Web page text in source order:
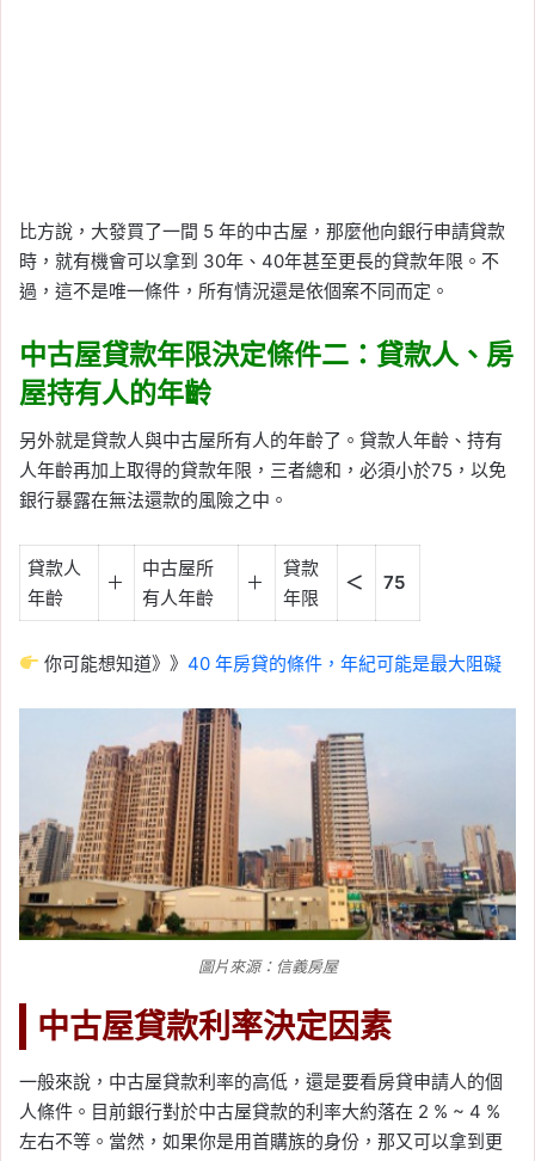
比方說，大發買了一間 5 年的中古屋，那麼他向銀行申請貸款
時，就有機會可以拿到 30年、40年甚至更長的貸款年限。不
過，這不是唯一條件，所有情況還是依個案不同而定。
中古屋貸款年限決定條件二：貸款人、房
屋持有人的年齡
另外就是貸款人與中古屋所有人的年齡了。貸款人年齡、持有
人年齡再加上取得的貸款年限，三者總和，必須小於75，以免
銀行暴露在無法還款的風險之中。
貸款人
年齡
＋
中古屋所
有人年齡
＋
貸款
年限
＜ 75
你可能想知道》》40 年房貸的條件，年紀可能是最大阻礙
圖片來源：信義房屋
中古屋貸款利率決定因素
一般來說，中古屋貸款利率的高低，還是要看房貸申請人的個
人條件。目前銀行對於中古屋貸款的利率大約落在 2 % ~ 4 %
左右不等。當然，如果你是用首購族的身份，那又可以拿到更